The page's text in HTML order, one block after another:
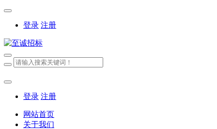
登录 注册
登录 注册
网站首页
关于我们